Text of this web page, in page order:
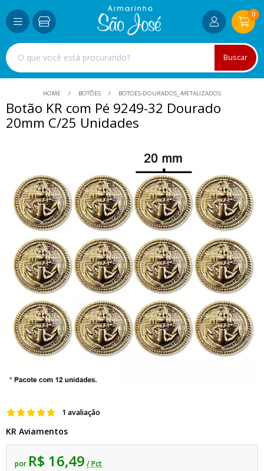
Buscar
0
HOME BOTÕES BOTOES-DOURADOS_-METALIZADOS
Botão KR com Pé 9249-32 Dourado
20mm C/25 Unidades
1 avaliação
KR Aviamentos
por R$ 16,49 / Pct